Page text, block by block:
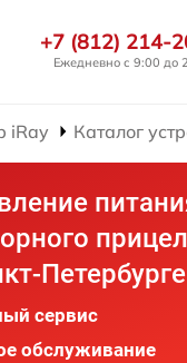
+7 (812) 214-
Ежедневно с 9:00 до
iRay Каталог
Петербурге
сервис
обслуживание